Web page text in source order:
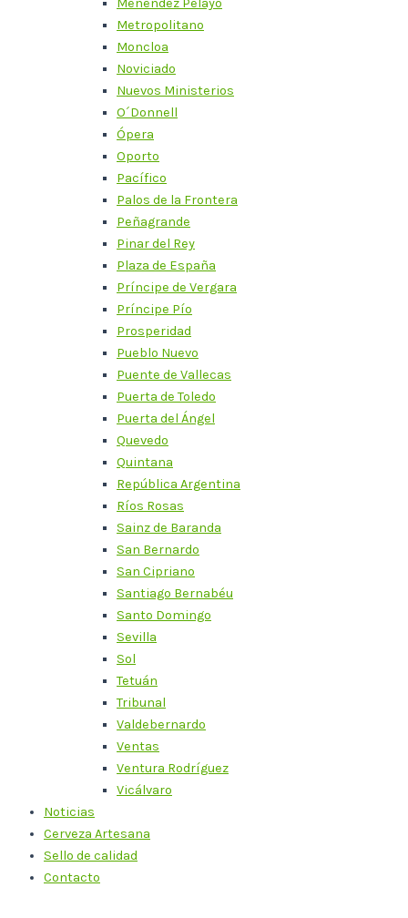
Menéndez Pelayo
Metropolitano
Moncloa
Noviciado
Nuevos Ministerios
O´Donnell
Ópera
Oporto
Pacífico
Palos de la Frontera
Peñagrande
Pinar del Rey
Plaza de España
Príncipe de Vergara
Príncipe Pío
Prosperidad
Pueblo Nuevo
Puente de Vallecas
Puerta de Toledo
Puerta del Ángel
Quevedo
Quintana
República Argentina
Ríos Rosas
Sainz de Baranda
San Bernardo
San Cipriano
Santiago Bernabéu
Santo Domingo
Sevilla
Sol
Tetuán
Tribunal
Valdebernardo
Ventas
Ventura Rodríguez
Vicálvaro
Noticias
Cerveza Artesana
Sello de calidad
Contacto